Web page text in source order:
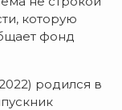
которую
фонд
родился в